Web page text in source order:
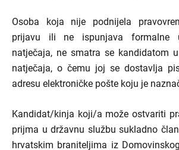
Osoba koja nije podnijela
prijavu ili ne ispunjava formalne
natječaja, ne smatra se kandidatom
natječaja, o čemu joj se dostavlja
adresu elektroničke pošte koju je
Kandidat/kinja koji/a može ostvariti
prijma u državnu službu sukladno
hrvatskim braniteljima iz